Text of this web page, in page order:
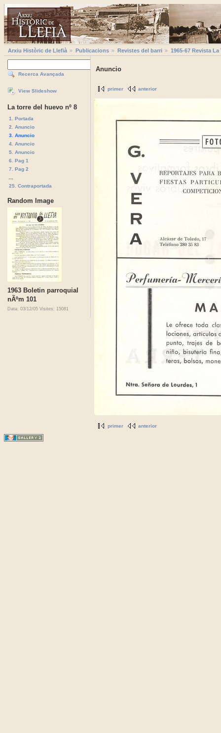
Arxiu Històric de Llefià Publicacions Revistes del barri 1965-67 Revista
Recerca Avançada
View Slideshow
La torre del huevo nº 8
1. Portada
2. Anuncio
3. Anuncio
4. Anuncio
5. Anuncio
6. Pag 1
7. Pag 2
25. Contraportada
Random Image
1963 Boletin parroquial
nÃºm 101
Data: 03/12/05 Visites: 15081
Anuncio
primer anterior
primer anterior